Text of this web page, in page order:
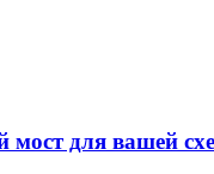
для вашей